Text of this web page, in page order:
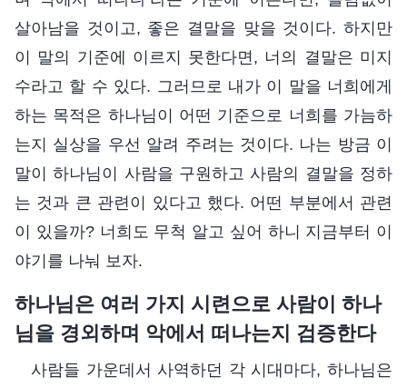
살아남을 것이고, 좋은 결말을 맞을 것이다. 하지만
이 말의 기준에 이르지 못한다면, 너의 결말은 미지
수라고 할 수 있다. 그러므로 내가 이 말을 너희에게
하는 목적은 하나님이 어떤 기준으로 너희를 가늠하
는지 실상을 우선 알려 주려는 것이다. 나는 방금 이
말이 하나님이 사람을 구원하고 사람의 결말을 정하
는 것과 큰 관련이 있다고 했다. 어떤 부분에서 관련
이 있을까? 너희도 무척 알고 싶어 하니 지금부터 이
야기를 나눠 보자.
하나님은 여러 가지 시련으로 사람이 하나
님을 경외하며 악에서 떠나는지 검증한다
사람들 가운데서 사역하던 각 시대마다, 하나님은